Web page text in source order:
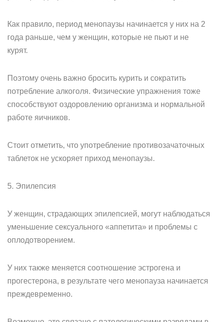
Как правило, период менопаузы начинается у них на 2
года раньше, чем у женщин, которые не пьют и не
курят.
Поэтому очень важно бросить курить и сократить
потребление алкоголя. Физические упражнения тоже
способствуют оздоровлению организма и нормальной
работе яичников.
Стоит отметить, что употребление противозачаточных
таблеток не ускоряет приход менопаузы.
5. Эпилепсия
У женщин, страдающих эпилепсией, могут наблюдаться
уменьшение сексуального «аппетита» и проблемы с
оплодотворением.
У них также меняется соотношение эстрогена и
прогестерона, в результате чего менопауза начинается
преждевременно.